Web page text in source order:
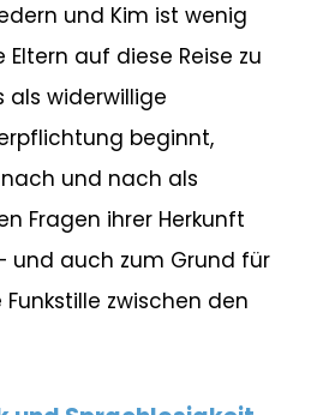
und Kim ist wenig
Eltern auf diese Reise zu
als widerwillige
beginnt,
und nach als
Fragen ihrer Herkunft
und auch zum Grund für
zwischen den